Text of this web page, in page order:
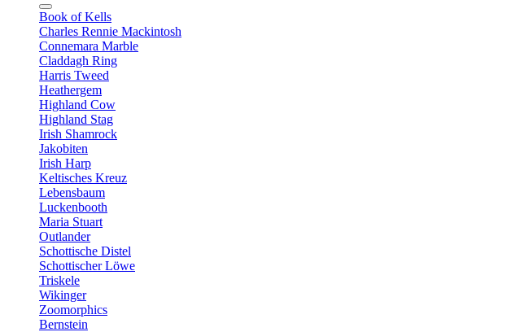
Book of Kells
Charles Rennie Mackintosh
Connemara Marble
Claddagh Ring
Harris Tweed
Heathergem
Highland Cow
Highland Stag
Irish Shamrock
Jakobiten
Irish Harp
Keltisches Kreuz
Lebensbaum
Luckenbooth
Maria Stuart
Outlander
Schottische Distel
Schottischer Löwe
Triskele
Wikinger
Zoomorphics
Bernstein